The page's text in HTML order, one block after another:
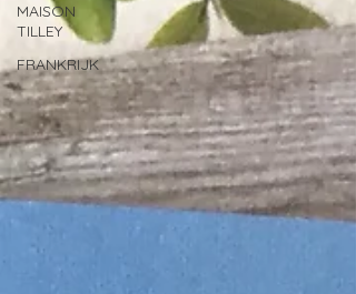
MAISON
TILLEY
FRANKRIJK